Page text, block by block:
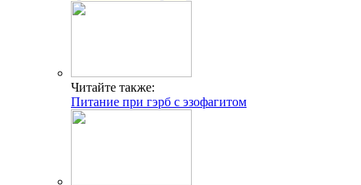
Читайте также:
Питание при гэрб с эзофагитом